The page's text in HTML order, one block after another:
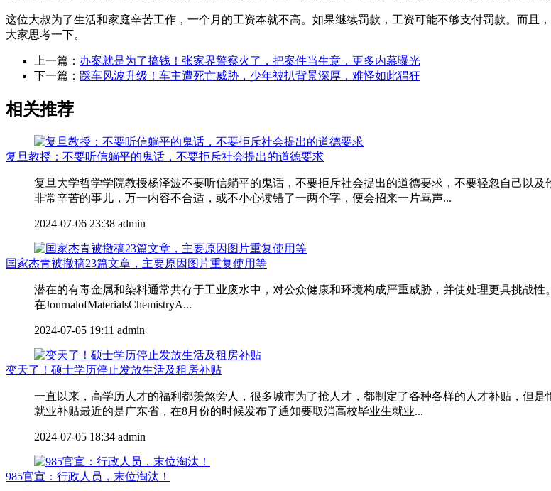
这位大叔为了生活和家庭辛苦工作，一个月的工资本就不高。如果继续罚款，工资可能不够支付罚款。而
大家思考一下。
上一篇： 办案就是为了搞钱！张家界警察火了，把案件当生意，更多内幕曝光
下一篇： 踩车风波升级！车主遭死亡威胁，少年被扒背景深厚，难怪如此猖狂
相关推荐
复旦教授：不要听信躺平的鬼话，不要拒斥社会提出的道德要求
复旦大学哲学学院教授杨泽波不要听信躺平的鬼话，不要拒斥社会提出的道德要求，不要轻忽自己以
非常辛苦的事儿，万一内容不合适，或不小心读错了一两个字，便会招来一片骂声...
2024-07-06 23:38 admin
国家杰青被撤稿23篇文章，主要原因图片重复使用等
潜在的有毒金属和染料通常共存于工业废水中，对公众健康和环境构成严重威胁，并使处理更具挑战
在JournalofMaterialsChemistryA...
2024-07-05 19:11 admin
变天了！硕士学历停止发放生活及租房补贴
一直以来，高学历人才的福利都羡煞旁人，很多城市为了抢人才，都制定了各种各样的人才补贴，但
就业补贴最近的是广东省，在8月份的时候发布了通知要取消高校毕业生就业...
2024-07-05 18:34 admin
985官宣：行政人员，末位淘汰！